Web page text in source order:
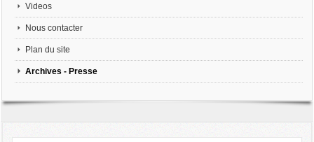
Videos
Nous contacter
Plan du site
Archives - Presse